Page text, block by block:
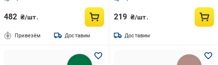
482 ₴/шт.
Привезём Доставим
219 ₴/шт.
Доставим